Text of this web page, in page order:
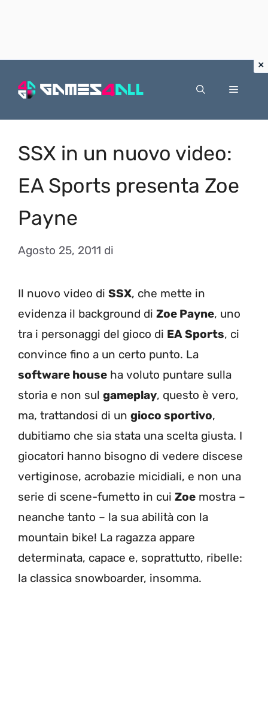
Menu
SSX in un nuovo video:
EA Sports presenta Zoe
Payne
Agosto 25, 2011 di
Il nuovo video di SSX, che mette in
evidenza il background di Zoe Payne, uno
tra i personaggi del gioco di EA Sports, ci
convince fino a un certo punto. La
software house ha voluto puntare sulla
storia e non sul gameplay, questo è vero,
ma, trattandosi di un gioco sportivo,
dubitiamo che sia stata una scelta giusta. I
giocatori hanno bisogno di vedere discese
vertiginose, acrobazie micidiali, e non una
serie di scene-fumetto in cui Zoe mostra –
neanche tanto – la sua abilità con la
mountain bike! La ragazza appare
determinata, capace e, soprattutto, ribelle:
la classica snowboarder, insomma.